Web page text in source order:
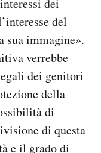
dei
del
immagine».
verrebbe
dei genitori
della
di
di questa
e il grado di